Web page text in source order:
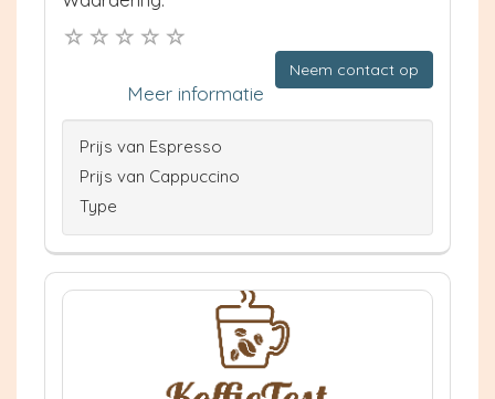
Neem contact op
Meer informatie
Prijs van Espresso
Prijs van Cappuccino
Type